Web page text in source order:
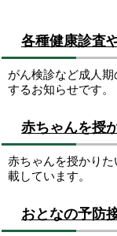
各種健康診査
がん検診など成人
するお知らせです。
赤ちゃんを授
赤ちゃんを授かり
載しています。
おとなの予防